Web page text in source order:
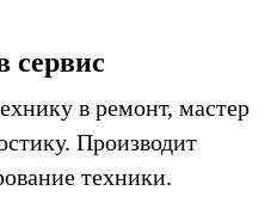
сервис
в ремонт, мастер
Производит
техники.